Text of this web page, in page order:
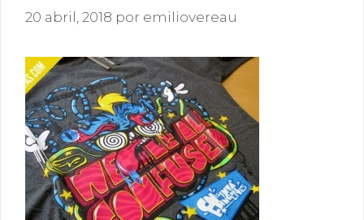
20 abril, 2018 por emiliovereau